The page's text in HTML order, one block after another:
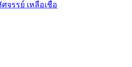
จรรย์ เหลือเชื่อ